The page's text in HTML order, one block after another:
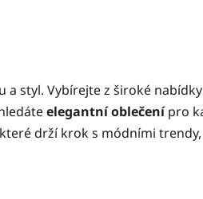
a styl. Vybírejte z široké nabídky
elegantní oblečenípro
drží krok s módními